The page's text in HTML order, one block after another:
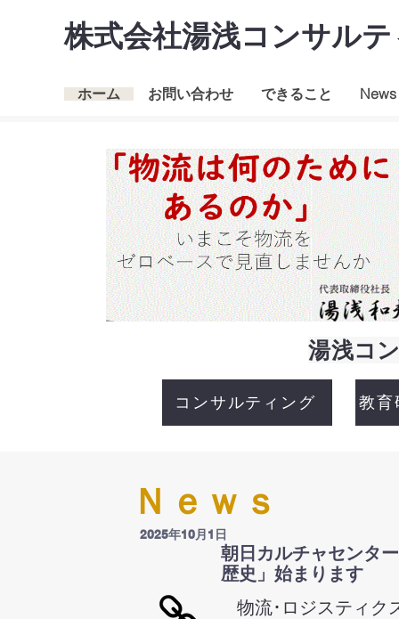
​株式会社湯浅コンサル
ホーム お問い合わせ できること News
湯浅コ
コンサルティング 教育
Ｎｅｗｓ
2025年10月1日
朝日カルチャセンタ
歴史」始まります
物流･ロジスティ